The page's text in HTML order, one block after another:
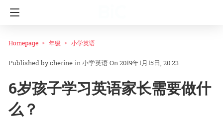
Homepage 年级 小学英语
cherine in小学英语On 2019年1月15日, 20:23
6岁孩子学习英语家长需要做什
么？